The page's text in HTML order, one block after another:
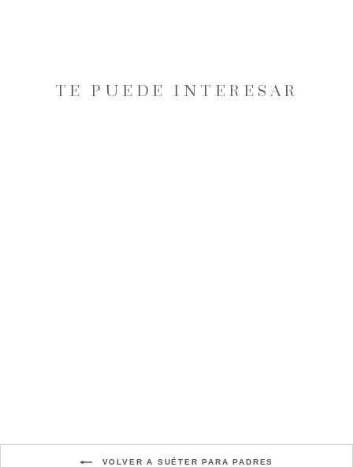
TE PUEDE INTERESAR
VOLVER A SUÉTER PARA PADRES